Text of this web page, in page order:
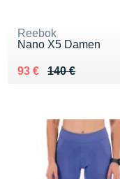
Reebok
Nano X5 Damen
140 €
Au lieu de 140 €
93 €
Vendu 93 €